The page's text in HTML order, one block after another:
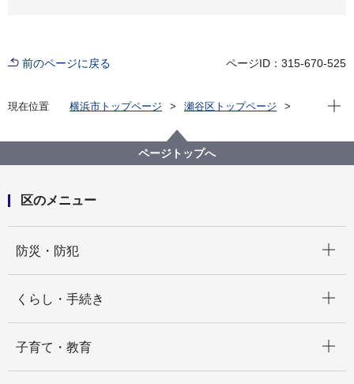
前のページに戻る ページID：315-670-525
現在位置 横浜市トップページ
瀬谷区トップページ
介護予防等への取組
現在
ページトップへ
区のメニュー
防災・防犯
くらし・手続き
子育て・教育